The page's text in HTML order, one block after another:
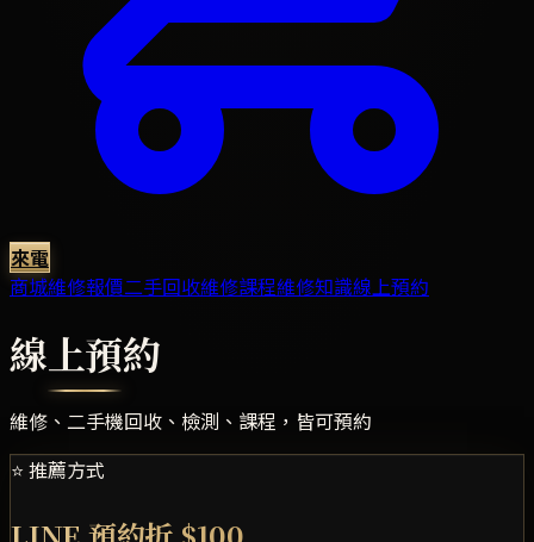
來電
商城維修報價二手回收維修課程維修知識線上預約
線上預約
維修、二手機回收、檢測、課程，皆可預約
⭐ 推薦方式